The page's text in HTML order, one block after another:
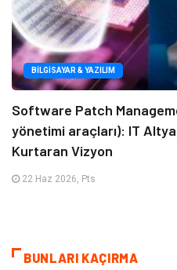
BILGISAYAR & YAZILIM
Software Patch
yönetimi araçları): IT
Kurtaran Vizyon
22 Haz 2026, Pts
BUNLARI KAÇIRMA